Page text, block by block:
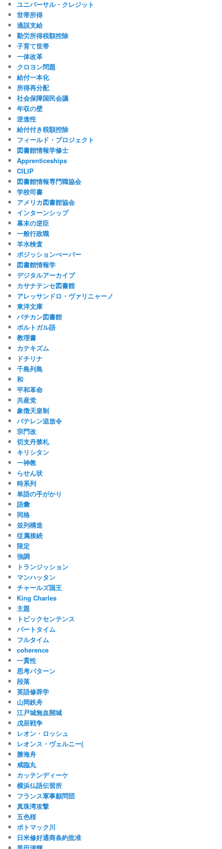
ユニバーサル・クレジット
世帯所得
過誤支給
勤労所得税額控除
子育て世帯
一体改革
クロヨン問題
給付一本化
所得再分配
社会保障国民会議
年収の壁
逆進性
給付付き税額控除
フィールド・プロジェクト
図書館情報学修士
Apprenticeships
CILIP
図書館情報専門職協会
学校司書
アメリカ図書館協会
インターンシップ
幕末の逆臣
一般行政職
羊水検査
ポジッションぺーパー
図書館情報学
デジタルアーカイブ
カサナテンセ図書館
アレッサンドロ・ヴァリニャーノ
東洋文庫
バチカン図書館
ポルトガル語
教理書
カテキズム
ドチリナ
千島列島
和
平和革命
共産党
象徴天皇制
バテレン追放令
宗門改
切支丹禁札
キリシタン
一神教
らせん状
時系列
単語の手がかり
語彙
同格
並列構造
従属接続
限定
強調
トランジッション
マンハッタン
チャールズ国王
King Charles
主題
トピックセンテンス
パートタイム
フルタイム
coherence
一貫性
思考パターン
段落
英語修辞学
山岡鉄舟
江戸城無血開城
戊辰戦争
レオン・ロッシュ
レオンス・ヴェルニー(
勝海舟
咸臨丸
カッテンディーケ
横浜仏語伝習所
フランス軍事顧問団
真珠湾攻撃
五色桜
ポトマック川
日米修好通商条約批准